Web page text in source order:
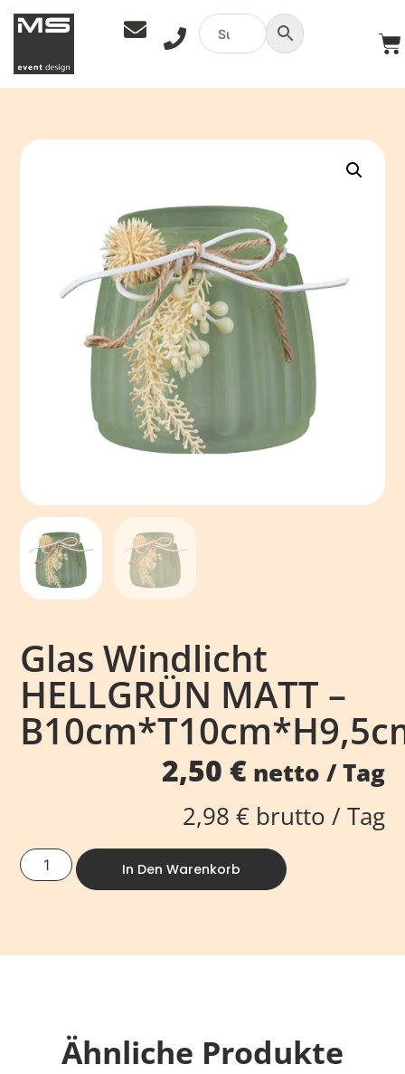
Glas Windlicht
HELLGRÜN MATT –
2,50 €netto / Tag
2,98 €brutto / Tag
In Den Warenkorb
Ähnliche Produkte